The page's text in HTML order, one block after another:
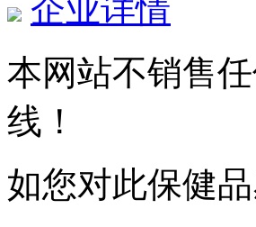
企业详情
本网站不销售
线！
如您对此保健